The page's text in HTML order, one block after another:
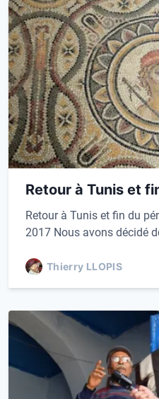
Retour à Tunis et
Retour à Tunis et fin du
2017 Nous avons décidé
Thierry LLOPIS